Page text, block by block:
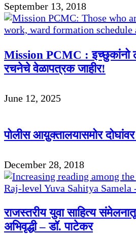
September 13, 2018
Mission PCMC : इच्छुकांनो
रचनेचे वेळापत्रक जाहीर!
June 12, 2025
पोलीस आय़ुक्तालयासमोर
December 28, 2018
राजस्तरीय युवा साहित्य
अभिवृद्धी – डॉ. पाटेकर